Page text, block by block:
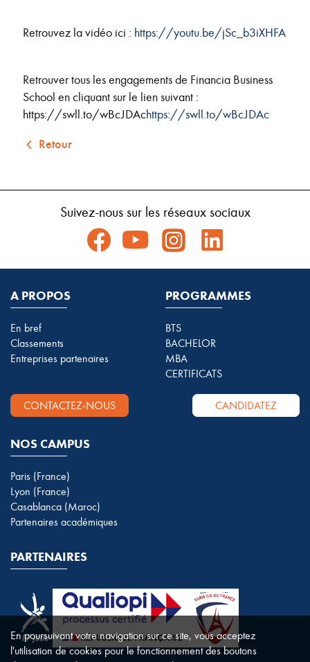
Retrouvez la vidéo ici : https://youtu.be/jSc_b3iXHFA
Retrouver tous les engagements de Financia Business
School en cliquant sur le lien suivant :
https://swll.to/wBcJDAchttps://swll.to/wBcJDAc
Retour
Suivez-nous sur les réseaux sociaux
A PROPOS
En bref
Classements
Entreprises partenaires
PROGRAMMES
BTS
BACHELOR
MBA
CERTIFICATS
CONTACTEZ-NOUS CANDIDATEZ
NOS CAMPUS
Paris (France)
Lyon (France)
Casablanca (Maroc)
Partenaires académiques
PARTENAIRES
En poursuivant votre navigation sur ce site, vous acceptez
l'utilisation de cookies pour le fonctionnement des boutons